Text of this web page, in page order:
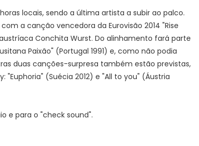
locais, sendo a última artista a subir ao palco.
a canção vencedora da Eurovisão 2014 "Rise
Conchita Wurst. Do alinhamento fará parte
Paixão" (Portugal 1991) e, como não podia
duas canções-surpresa também estão previstas,
"Euphoria" (Suécia 2012) e "All to you" (Áustria
e para o "check sound".